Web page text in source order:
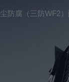
防腐（三防WF2）